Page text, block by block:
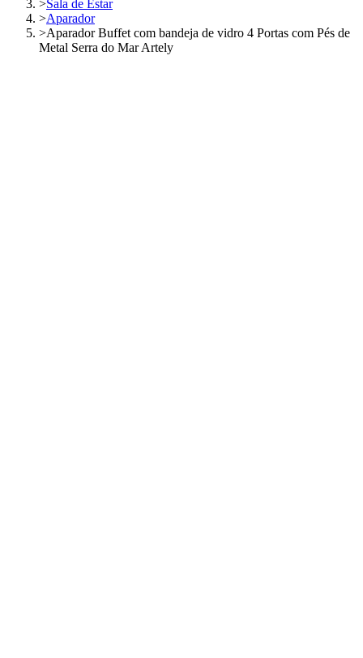
>Sala de Estar
>Aparador
>Aparador Buffet com bandeja de vidro 4 Portas com Pés de
Metal Serra do Mar Artely